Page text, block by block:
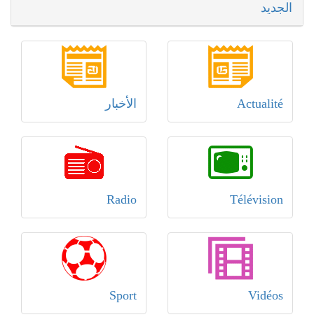
الجديد
Actualité الأخبار
Télévision
Radio
Vidéos
Sport